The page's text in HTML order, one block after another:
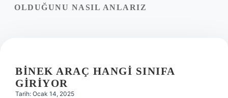
OLDUĞUNU NASIL ANLARIZ
BINEK ARAÇ HANGI SINIFA
GIRIYOR
Tarih: Ocak 14, 2025